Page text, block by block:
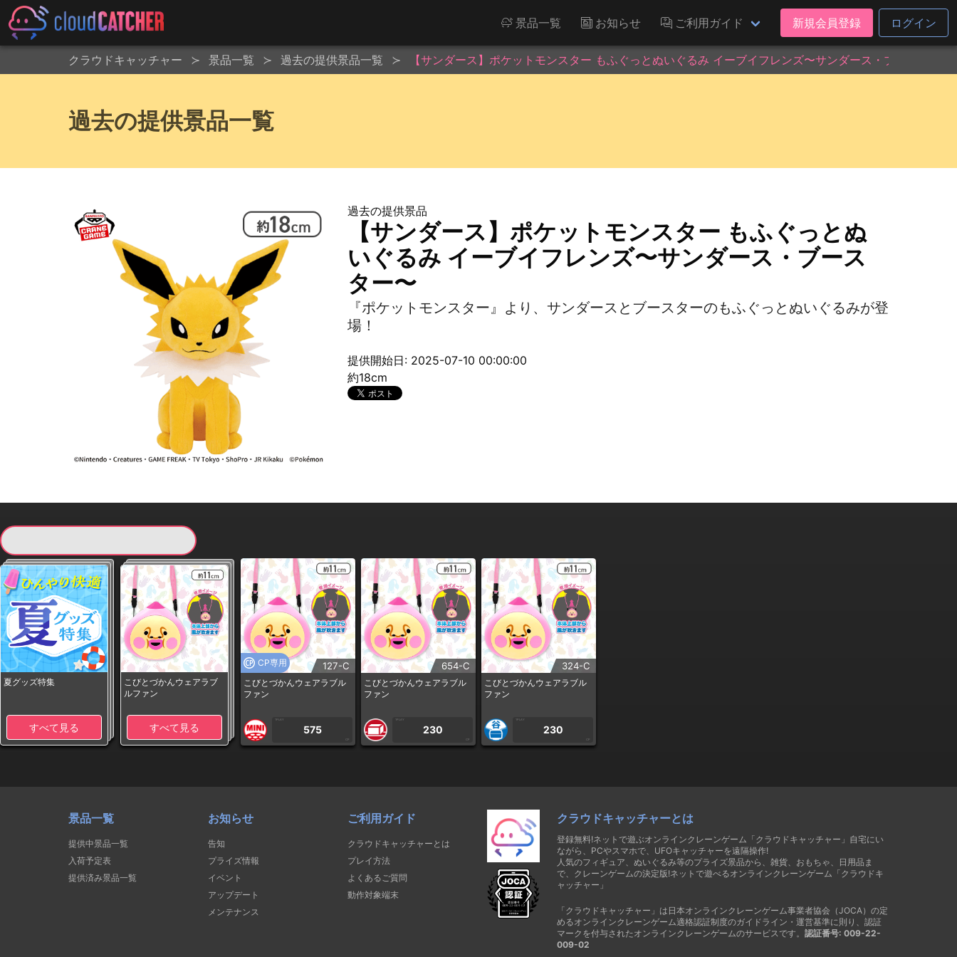
景品一覧 お知らせ ご利用ガイド 新規会員登録 ログイン
クラウドキャッチャー 景品一覧 過去の提供景品一覧 【サンダース】ポケットモンスター もふぐっとぬいぐるみ イーブイフレンズ〜サンダース・ブースター〜
過去の提供景品一覧
過去の提供景品
【サンダース】ポケットモンスター もふぐっとぬ
いぐるみ イーブイフレンズ〜サンダース・ブース
ター〜
『ポケットモンスター』より、サンダースとブースターのもふぐっとぬいぐるみが登
場！
提供開始日: 2025-07-10 00:00:00
約18cm
夏グッズ特集
すべて見る
こびとづかんウェアラブ
ルファン
すべて見る
CP専用 127-C
こびとづかんウェアラブル
ファン
1PLAY
575
CP
654-C
こびとづかんウェアラブル
ファン
1PLAY
230
CP
324-C
こびとづかんウェアラブル
ファン
1PLAY
230
CP
景品一覧
提供中景品一覧
入荷予定表
提供済み景品一覧
お知らせ
告知
プライズ情報
イベント
アップデート
メンテナンス
ご利用ガイド
クラウドキャッチャーとは
プレイ方法
よくあるご質問
動作対象端末
クラウドキャッチャーとは
登録無料!ネットで遊ぶオンラインクレーンゲーム「クラウドキャッチャー」自宅にい
ながら、PCやスマホで、UFOキャッチャーを遠隔操作!
人気のフィギュア、ぬいぐるみ等のプライズ景品から、雑貨、おもちゃ、日用品ま
で、クレーンゲームの決定版!ネットで遊べるオンラインクレーンゲーム「クラウドキ
ャッチャー」
「クラウドキャッチャー」は日本オンラインクレーンゲーム事業者協会（JOCA）の定
めるオンラインクレーンゲーム適格認証制度のガイドライン・運営基準に則り、認証
マークを付与されたオンラインクレーンゲームのサービスです。 認証番号: 009-22-
009-02